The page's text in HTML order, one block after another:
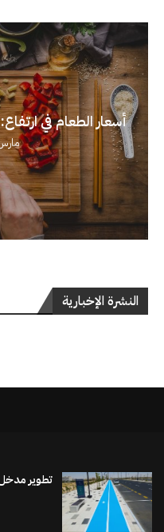
أسعار الطعام في
مارس 28,
النشرة الإخبارية
تطوير